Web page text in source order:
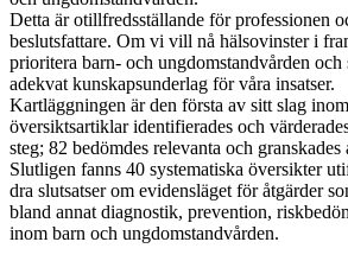
Detta är otillfredsställande för professionen
beslutsfattare. Om vi vill nå hälsovinster i
prioritera barn- och ungdomstandvården och
adekvat kunskapsunderlag för våra insatser.
Kartläggningen är den första av sitt slag
översiktsartiklar identifierades och
steg; 82 bedömdes relevanta och granskades
Slutligen fanns 40 systematiska översikter
dra slutsatser om evidensläget för åtgärder
bland annat diagnostik, prevention,
inom barn och ungdomstandvården.